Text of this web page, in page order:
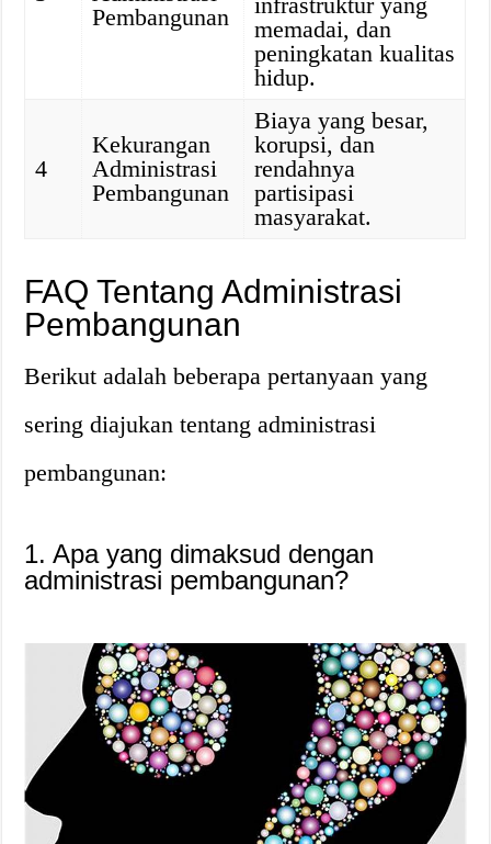
Pembangunan
memadai, dan
peningkatan kualitas
hidup.
4
Kekurangan
Administrasi
Pembangunan
Biaya yang besar,
korupsi, dan
rendahnya
partisipasi
masyarakat.
FAQ Tentang Administrasi
Pembangunan
Berikut adalah beberapa pertanyaan yang
sering diajukan tentang administrasi
pembangunan:
1. Apa yang dimaksud dengan
administrasi pembangunan?